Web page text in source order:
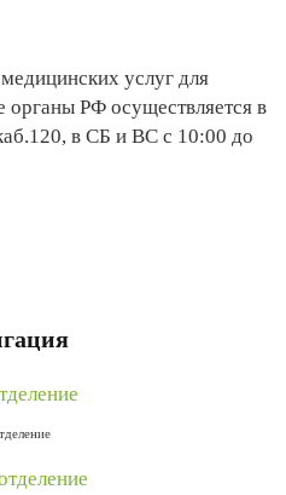
услуг для
органы РФ осуществляется в
в СБ и ВС с 10:00 до